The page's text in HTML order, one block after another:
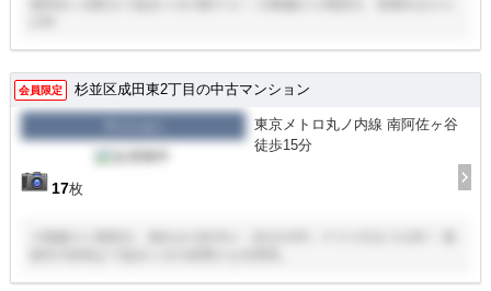
会員限定 杉並区成田東2丁目の中古マンション
17枚
東京メトロ丸ノ内線 南阿佐ヶ谷
徒歩15分